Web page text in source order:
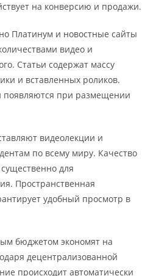
на конверсию и продажи.
Платинум и новостные сайты
видео и
Статьи содержат массу
и вставленных роликов.
появляются при размещении
видеолекции и
по всему миру. Качество
для
Пространственная
удобный просмотр в
бюджетом экономят на
децентрализованной
происходит автоматически